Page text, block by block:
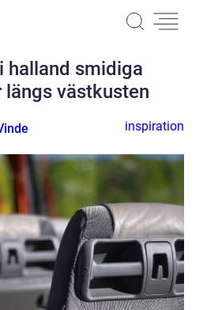
halland smidiga
längs västkusten
inspiration